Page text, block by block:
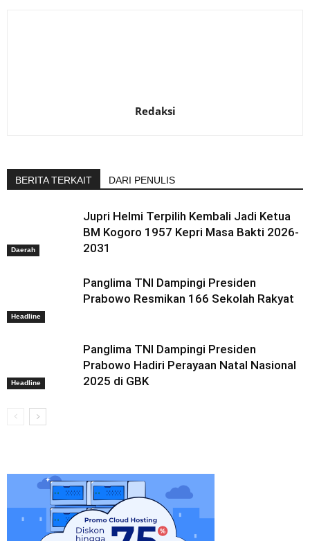
Redaksi
BERITA TERKAIT DARI PENULIS
Daerah
Jupri Helmi Terpilih Kembali Jadi Ketua
BM Kogoro 1957 Kepri Masa Bakti 2026-
2031
Headline
Panglima TNI Dampingi Presiden
Prabowo Resmikan 166 Sekolah Rakyat
Headline
Panglima TNI Dampingi Presiden
Prabowo Hadiri Perayaan Natal Nasional
2025 di GBK